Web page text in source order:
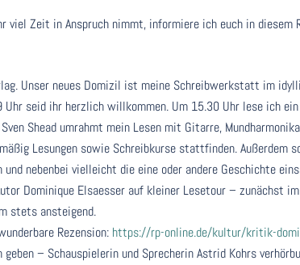
viel Zeit in Anspruch nimmt, informiere ich euch in
Unser neues Domizil ist meine Schreibwerkstatt im
seid ihr herzlich willkommen. Um 15.30 Uhr lese ich
Shead umrahmt mein Lesen mit Gitarre,
Lesungen sowie Schreibkurse stattfinden. Außerdem
nebenbei vielleicht die eine oder andere Geschichte
Dominique Elsaesser auf kleiner Lesetour – zunächst
stets ansteigend.
Rezension: https://rp-online.de/kultur/kritik-
– Schauspielerin und Sprecherin Astrid Kohrs